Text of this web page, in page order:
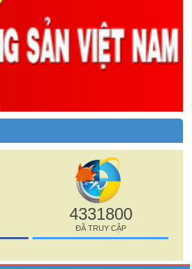
4331800
ĐÃ TRUY CẬP